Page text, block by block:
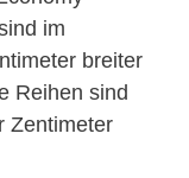
im
breiter
Reihen sind
Zentimeter